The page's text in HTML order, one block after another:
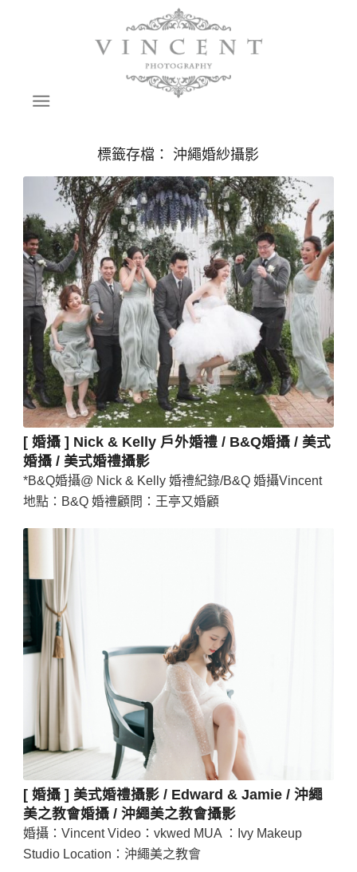
標籤存檔： 沖繩婚紗攝影
[ 婚攝 ] Nick & Kelly 戶外婚禮 / B&Q婚攝 / 美式
婚攝 / 美式婚禮攝影
*B&Q婚攝@ Nick & Kelly 婚禮紀錄/B&Q 婚攝Vincent
地點：B&Q 婚禮顧問：王亭又婚顧
[ 婚攝 ] 美式婚禮攝影 / Edward & Jamie / 沖繩
美之教會婚攝 / 沖繩美之教會攝影
婚攝：Vincent Video：vkwed MUA ：Ivy Makeup
Studio Location：沖繩美之教會